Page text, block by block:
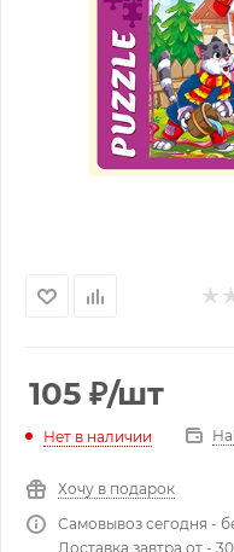
105 ₽/шт
Нет в наличии
Хочу в подарок
Самовывоз сегодня -
Доставка завтра от -